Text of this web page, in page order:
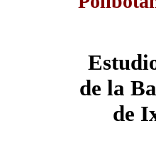
de la
de